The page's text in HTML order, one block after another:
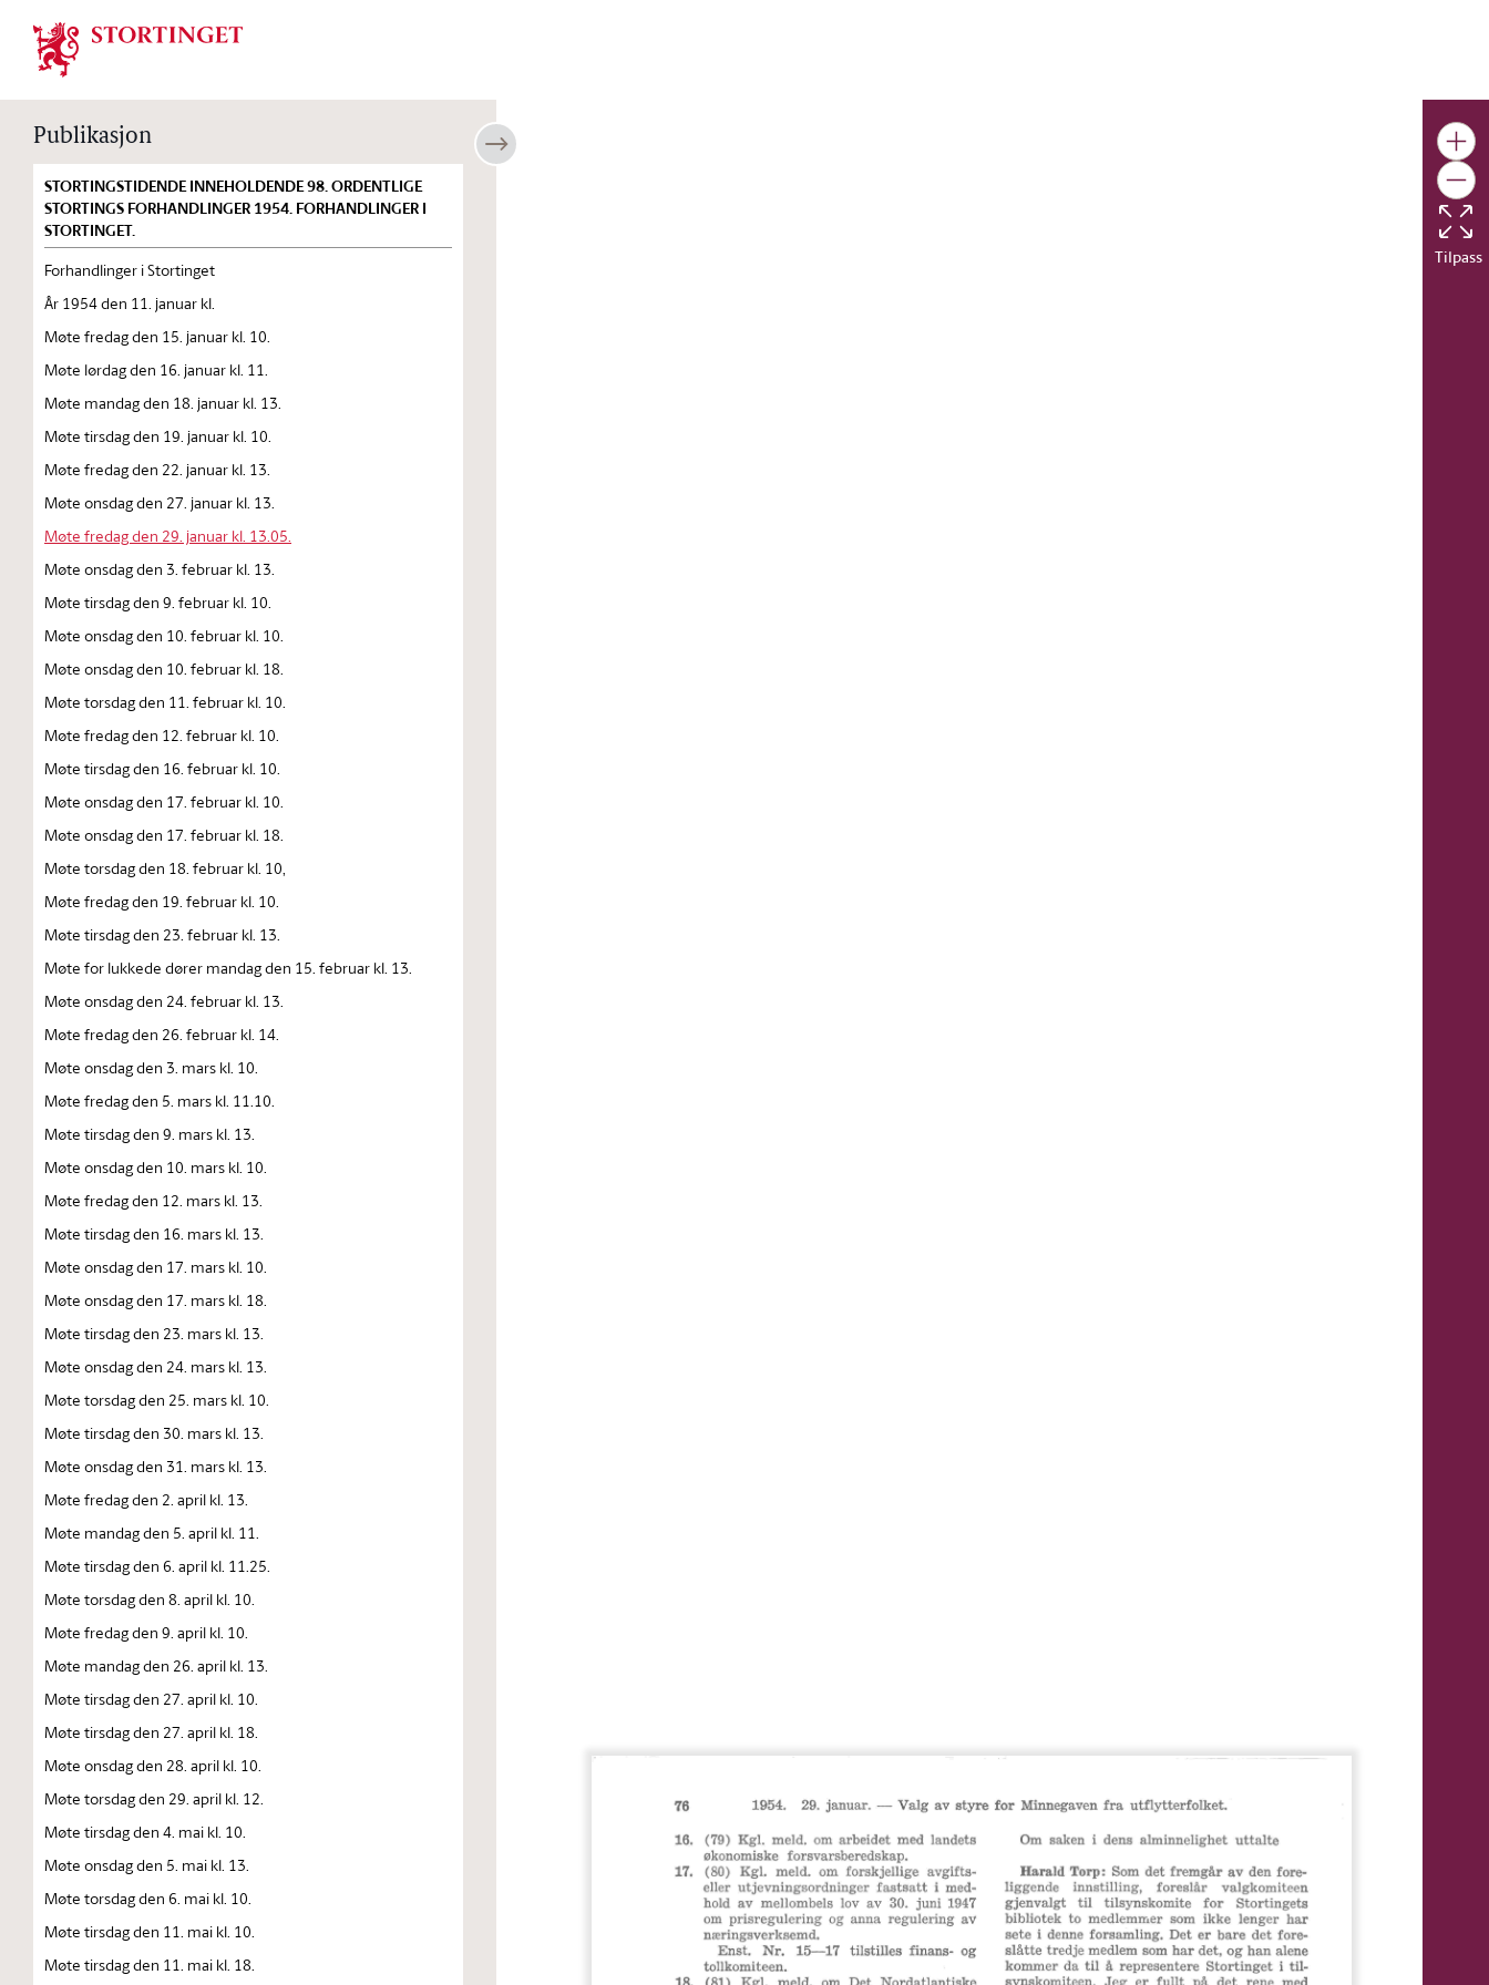
Stortinget.no
Publikasjon
STORTINGSTIDENDE INNEHOLDENDE 98. ORDENTLIGE
STORTINGS FORHANDLINGER 1954. FORHANDLINGER I
STORTINGET.
Forhandlinger i Stortinget
År 1954 den 11. januar kl.
Møte fredag den 15. januar kl. 10.
Møte lørdag den 16. januar kl. 11.
Møte mandag den 18. januar kl. 13.
Møte tirsdag den 19. januar kl. 10.
Møte fredag den 22. januar kl. 13.
Møte onsdag den 27. januar kl. 13.
Møte fredag den 29. januar kl. 13.05.
Møte onsdag den 3. februar kl. 13.
Møte tirsdag den 9. februar kl. 10.
Møte onsdag den 10. februar kl. 10.
Møte onsdag den 10. februar kl. 18.
Møte torsdag den 11. februar kl. 10.
Møte fredag den 12. februar kl. 10.
Møte tirsdag den 16. februar kl. 10.
Møte onsdag den 17. februar kl. 10.
Møte onsdag den 17. februar kl. 18.
Møte torsdag den 18. februar kl. 10,
Møte fredag den 19. februar kl. 10.
Møte tirsdag den 23. februar kl. 13.
Møte for lukkede dører mandag den 15. februar kl. 13.
Møte onsdag den 24. februar kl. 13.
Møte fredag den 26. februar kl. 14.
Møte onsdag den 3. mars kl. 10.
Møte fredag den 5. mars kl. 11.10.
Møte tirsdag den 9. mars kl. 13.
Møte onsdag den 10. mars kl. 10.
Møte fredag den 12. mars kl. 13.
Møte tirsdag den 16. mars kl. 13.
Møte onsdag den 17. mars kl. 10.
Møte onsdag den 17. mars kl. 18.
Møte tirsdag den 23. mars kl. 13.
Møte onsdag den 24. mars kl. 13.
Møte torsdag den 25. mars kl. 10.
Møte tirsdag den 30. mars kl. 13.
Møte onsdag den 31. mars kl. 13.
Møte fredag den 2. april kl. 13.
Møte mandag den 5. april kl. 11.
Møte tirsdag den 6. april kl. 11.25.
Møte torsdag den 8. april kl. 10.
Møte fredag den 9. april kl. 10.
Møte mandag den 26. april kl. 13.
Møte tirsdag den 27. april kl. 10.
Møte tirsdag den 27. april kl. 18.
Møte onsdag den 28. april kl. 10.
Møte torsdag den 29. april kl. 12.
Møte tirsdag den 4. mai kl. 10.
Møte onsdag den 5. mai kl. 13.
Møte torsdag den 6. mai kl. 10.
Møte tirsdag den 11. mai kl. 10.
Møte tirsdag den 11. mai kl. 18.